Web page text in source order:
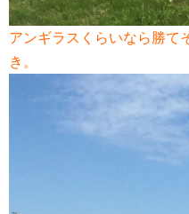
アンギラスくらいなら勝て
き。